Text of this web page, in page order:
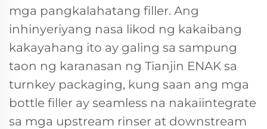
mga pangkalahatang filler. Ang
inhinyeriyang nasa likod ng kakaibang
kakayahang ito ay galing sa sampung
taon ng karanasan ng Tianjin ENAK sa
turnkey packaging, kung saan ang mga
bottle filler ay seamless na nakaiintegrate
sa mga upstream rinser at downstream